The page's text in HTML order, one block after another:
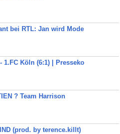
bei RTL: Jan wird Mode
1.FC Köln (6:1) | Presseko
? Team Harrison
(prod. by terence.killt)